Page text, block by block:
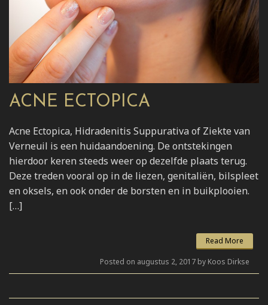
ACNE ECTOPICA
Acne Ectopica, Hidradenitis Suppurativa of Ziekte van
Verneuil is een huidaandoening. De ontstekingen
hierdoor keren steeds weer op dezelfde plaats terug.
Deze treden vooral op in de liezen, genitaliën, bilspleet
en oksels, en ook onder de borsten en in buikplooien.
[…]
Read More
Posted on augustus 2, 2017 by Koos Dirkse